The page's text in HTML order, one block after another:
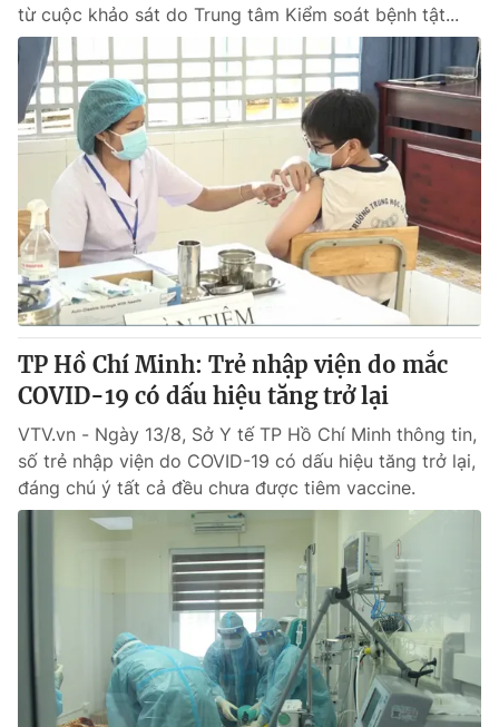
từ cuộc khảo sát do Trung tâm Kiểm soát bệnh tật...
TP Hồ Chí Minh: Trẻ nhập viện do mắc
COVID-19 có dấu hiệu tăng trở lại
VTV.vn - Ngày 13/8, Sở Y tế TP Hồ Chí Minh thông tin,
số trẻ nhập viện do COVID-19 có dấu hiệu tăng trở lại,
đáng chú ý tất cả đều chưa được tiêm vaccine.